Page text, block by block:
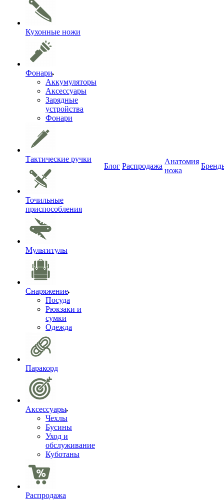
Кухонные ножи
Фонари
Аккумуляторы
Аксессуары
Зарядные
устройства
Фонари
Тактические ручки
Точильные
приспособления
Мультитулы
Снаряжение
Посуда
Рюкзаки и
сумки
Одежда
Паракорд
Аксессуары
Чехлы
Бусины
Уход и
обслуживание
Куботаны
Распродажа
Блог Распродажа
Анатомия
ножа